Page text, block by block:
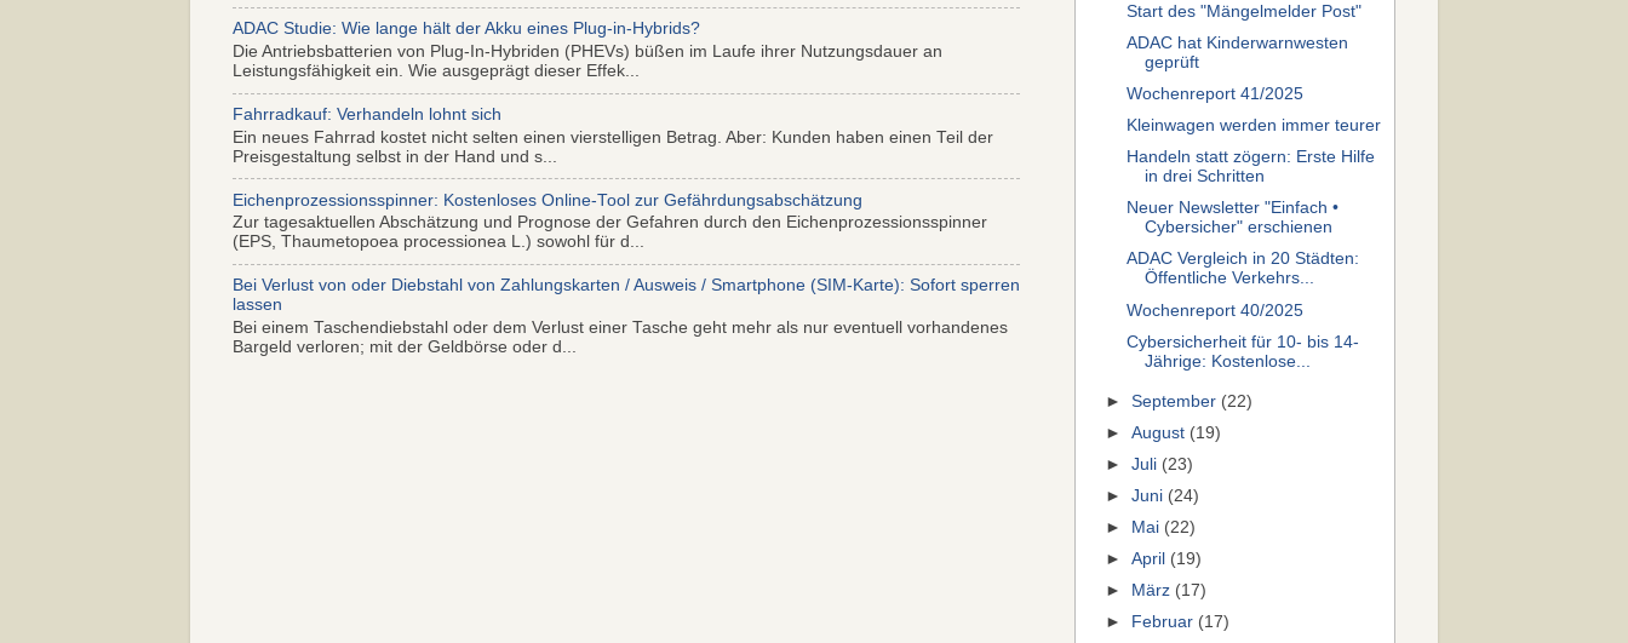
ADAC Studie: Wie lange hält der Akku eines Plug-in-Hybrids?
Die Antriebsbatterien von Plug-In-Hybriden (PHEVs) büßen im Laufe ihrer Nutzungsdauer an
Leistungsfähigkeit ein. Wie ausgeprägt dieser Effek...
Fahrradkauf: Verhandeln lohnt sich
Ein neues Fahrrad kostet nicht selten einen vierstelligen Betrag. Aber: Kunden haben einen Teil der
Preisgestaltung selbst in der Hand und s...
Eichenprozessionsspinner: Kostenloses Online-Tool zur Gefährdungsabschätzung
Zur tagesaktuellen Abschätzung und Prognose der Gefahren durch den Eichenprozessionsspinner
(EPS, Thaumetopoea processionea L.) sowohl für d...
Bei Verlust von oder Diebstahl von Zahlungskarten / Ausweis / Smartphone (SIM-Karte): Sofort sperren
lassen
Bei einem Taschendiebstahl oder dem Verlust einer Tasche geht mehr als nur eventuell vorhandenes
Bargeld verloren; mit der Geldbörse oder d...
Start des "Mängelmelder Post"
ADAC hat Kinderwarnwesten
geprüft
Wochenreport 41/2025
Kleinwagen werden immer teurer
Handeln statt zögern: Erste Hilfe
in drei Schritten
Neuer Newsletter "Einfach •
Cybersicher" erschienen
ADAC Vergleich in 20 Städten:
Öffentliche Verkehrs...
Wochenreport 40/2025
Cybersicherheit für 10- bis 14-
Jährige: Kostenlose...
►September (22)
►August (19)
►Juli (23)
►Juni (24)
►
Mai (22)
►April (19)
►
März (17)
►
Februar (17)